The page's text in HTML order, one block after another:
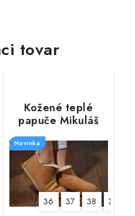
tovar
40 41 42
Kožené teplé
papuče Mikuláš
"Exclusive"
Novinka
36 37 38 39